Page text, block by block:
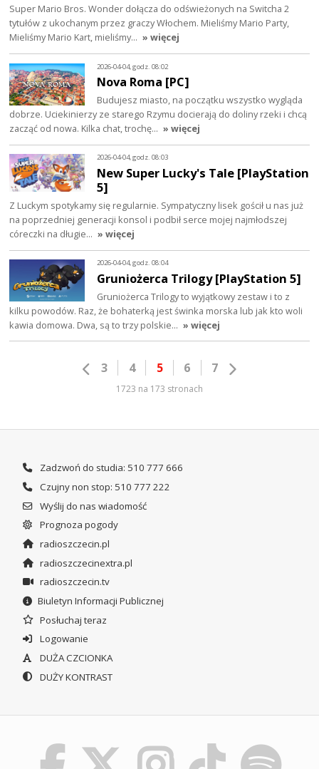
Super Mario Bros. Wonder dołącza do odświeżonych na Switcha 2
tytułów z ukochanym przez graczy Włochem. Mieliśmy Mario Party,
Mieliśmy Mario Kart, mieliśmy… » więcej
2026-04-04, godz. 08:02
Nova Roma [PC]
Budujesz miasto, na początku wszystko wygląda
dobrze. Uciekinierzy ze starego Rzymu docierają do doliny rzeki i chcą
zacząć od nowa. Kilka chat, trochę… » więcej
2026-04-04, godz. 08:03
New Super Lucky's Tale [PlayStation
5]
Z Luckym spotykamy się regularnie. Sympatyczny lisek gościł u nas już
na poprzedniej generacji konsol i podbił serce mojej najmłodszej
córeczki na długie… » więcej
2026-04-04, godz. 08:04
Gruniożerca Trilogy [PlayStation 5]
Gruniożerca Trilogy to wyjątkowy zestaw i to z
kilku powodów. Raz, że bohaterką jest świnka morska lub jak kto woli
kawia domowa. Dwa, są to trzy polskie… » więcej
3 4 5 6 7
1723 na 173 stronach
Zadzwoń do studia: 510 777 666
Czujny non stop: 510 777 222
Wyślij do nas wiadomość
Prognoza pogody
radioszczecin.pl
radioszczecinextra.pl
radioszczecin.tv
Biuletyn Informacji Publicznej
Posłuchaj teraz
Logowanie
DUŻA CZCIONKA
DUŻY KONTRAST